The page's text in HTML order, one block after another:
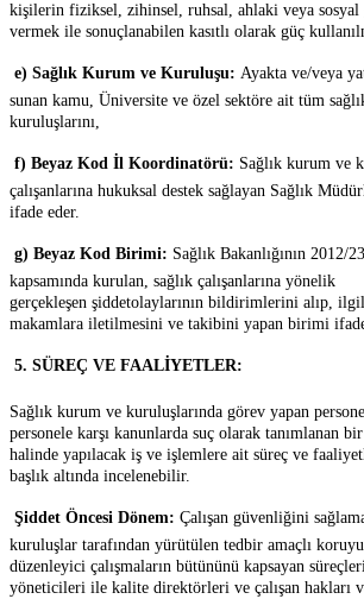
kişilerin fiziksel, zihinsel, ruhsal, ahlaki veya sosyal
vermek ile sonuçlanabilen kasıtlı olarak güç
e) Sağlık Kurum ve Kuruluşu: Ayakta ve/veya
sunan kamu, Üniversite ve özel sektöre ait tüm
kuruluşlarını,
f) Beyaz Kod İl Koordinatörü: Sağlık kurum ve
çalışanlarına hukuksal destek sağlayan Sağlık
ifade eder.
g) Beyaz Kod Birimi: Sağlık Bakanlığının 2012/
kapsamında kurulan, sağlık çalışanlarına yönelik
gerçekleşen şiddetolaylarının bildirimlerini alıp,
makamlara iletilmesini ve takibini yapan birimi
5. SÜREÇ VE FAALİYETLER:
Sağlık kurum ve kuruluşlarında görev yapan
personele karşı kanunlarda suç olarak tanımlanan
halinde yapılacak iş ve işlemlere ait süreç ve
başlık altında incelenebilir.
Şiddet Öncesi Dönem: Çalışan güvenliğini
kuruluşlar tarafından yürütülen tedbir amaçlı
düzenleyici çalışmaların bütününü kapsayan
yöneticileri ile kalite direktörleri ve çalışan hakları